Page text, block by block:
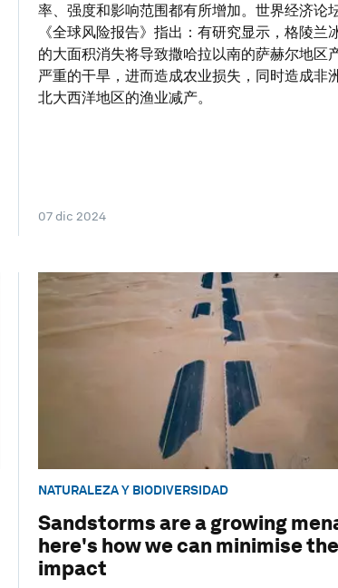
率、强度和影响范围都有所增加。世界经济论
《全球风险报告》指出：有研究显示，格陵兰
的大面积消失将导致撒哈拉以南的萨赫尔地区
严重的干旱，进而造成农业损失，同时造成非
北大西洋地区的渔业减产。
07 dic 2024
NATURALEZA Y BIODIVERSIDAD
Sandstorms are a growing
here's how we can minimise
impact